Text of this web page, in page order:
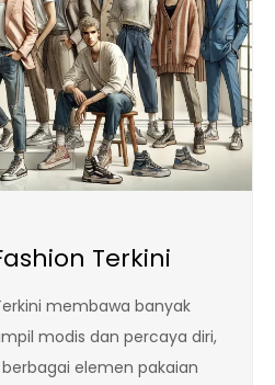
Terkini
membawa banyak
modis dan percaya diri,
elemen pakaian